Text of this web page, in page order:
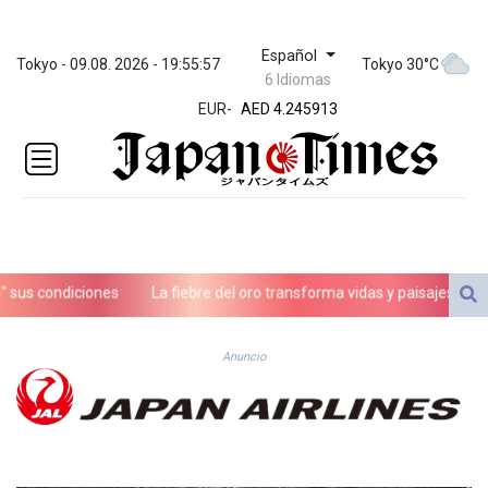
Tokyo - 09.08. 2026 - 19:55:57 Español
6 Idiomas
Tokyo 30°C
EUR-
ZWL 372.275202
AED 4.245913
AED 4.245913
AFN 76.887634
ALL 93.218842
AMD
ARS
1724.882567
AWG 2.082489
BAM 1.955776
BBD 2.321671
condiciones La fiebre del oro transforma vidas y paisajes en
Anuncio